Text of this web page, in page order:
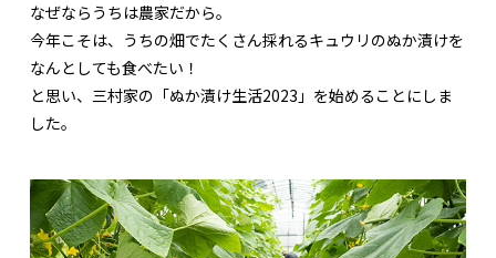
なぜならうちは農家だから。
今年こそは、うちの畑でたくさん採れるキュウリのぬか漬けを
なんとしても食べたい！
と思い、三村家の「ぬか漬け生活2023」を始めることにしま
した。